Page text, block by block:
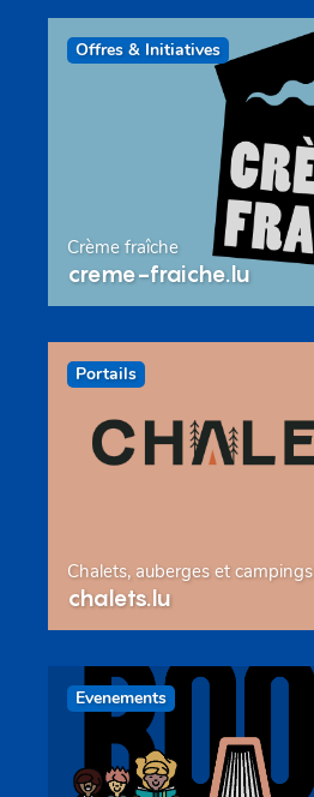
Offres & Initiatives
Crème fraîche
creme-fraiche.lu
Portails
Chalets, auberges et campings
chalets.lu
Evenements